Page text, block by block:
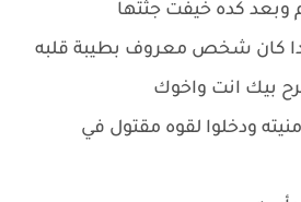
وبعد كده خيفت جثتها
كان شخص معروف بطيبة قلبه
بيك انت واخوك
ودخلوا لقوه مقتول في